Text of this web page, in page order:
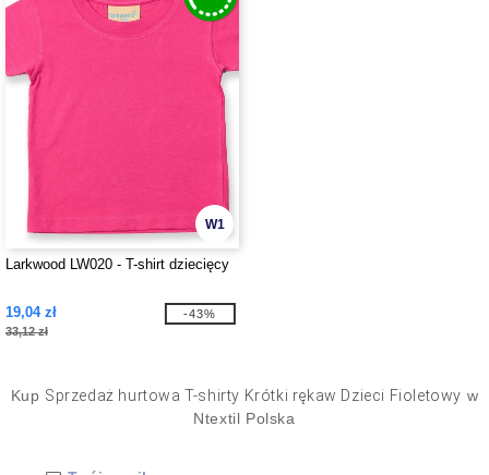
W1
Larkwood LW020 - T-shirt dziecięcy
19,04 zł
33,12 zł
-43%
Kup Sprzedaż hurtowa T-shirty Krótki rękaw Dzieci Fioletowy w
Ntextil Polska